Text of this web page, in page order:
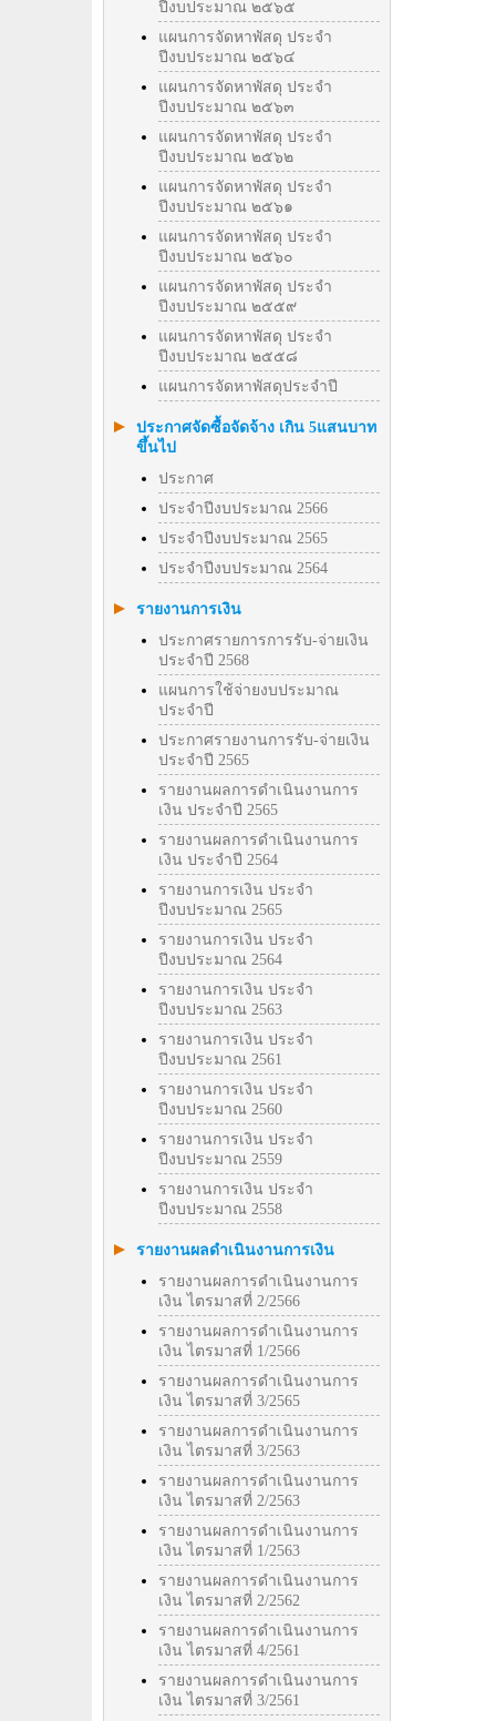
ปีงบประมาณ ๒๕๖๕
แผนการจัดหาพัสดุ ประจำ
ปีงบประมาณ ๒๕๖๔
แผนการจัดหาพัสดุ ประจำ
ปีงบประมาณ ๒๕๖๓
แผนการจัดหาพัสดุ ประจำ
ปีงบประมาณ ๒๕๖๒
แผนการจัดหาพัสดุ ประจำ
ปีงบประมาณ ๒๕๖๑
แผนการจัดหาพัสดุ ประจำ
ปีงบประมาณ ๒๕๖๐
แผนการจัดหาพัสดุ ประจำ
ปีงบประมาณ ๒๕๕๙
แผนการจัดหาพัสดุ ประจำ
ปีงบประมาณ ๒๕๕๘
แผนการจัดหาพัสดุประจำปี
ประกาศจัดซื้อจัดจ้าง เกิน 5แสนบาท
ขึ้นไป
ประกาศ
ประจำปีงบประมาณ 2566
ประจำปีงบประมาณ 2565
ประจำปีงบประมาณ 2564
รายงานการเงิน
ประกาศรายการการรับ-จ่ายเงิน
ประจำปี 2568
แผนการใช้จ่ายงบประมาณ
ประจำปี
ประกาศรายงานการรับ-จ่ายเงิน
ประจำปี 2565
รายงานผลการดำเนินงานการ
เงิน ประจำปี 2565
รายงานผลการดำเนินงานการ
เงิน ประจำปี 2564
รายงานการเงิน ประจำ
ปีงบประมาณ 2565
รายงานการเงิน ประจำ
ปีงบประมาณ 2564
รายงานการเงิน ประจำ
ปีงบประมาณ 2563
รายงานการเงิน ประจำ
ปีงบประมาณ 2561
รายงานการเงิน ประจำ
ปีงบประมาณ 2560
รายงานการเงิน ประจำ
ปีงบประมาณ 2559
รายงานการเงิน ประจำ
ปีงบประมาณ 2558
รายงานผลดำเนินงานการเงิน
รายงานผลการดำเนินงานการ
เงิน ไตรมาสที่ 2/2566
รายงานผลการดำเนินงานการ
เงิน ไตรมาสที่ 1/2566
รายงานผลการดำเนินงานการ
เงิน ไตรมาสที่ 3/2565
รายงานผลการดำเนินงานการ
เงิน ไตรมาสที่ 3/2563
รายงานผลการดำเนินงานการ
เงิน ไตรมาสที่ 2/2563
รายงานผลการดำเนินงานการ
เงิน ไตรมาสที่ 1/2563
รายงานผลการดำเนินงานการ
เงิน ไตรมาสที่ 2/2562
รายงานผลการดำเนินงานการ
เงิน ไตรมาสที่ 4/2561
รายงานผลการดำเนินงานการ
เงิน ไตรมาสที่ 3/2561